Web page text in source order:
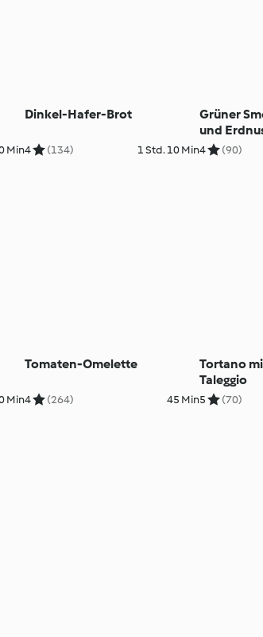
Min
Dinkel-Hafer-Brot
4 (134) 1 Std. 10 Min
Grüner
und
4 (90)
Min
Tomaten-Omelette
4 (264) 45 Min
Tortano
Taleggio
5 (70)